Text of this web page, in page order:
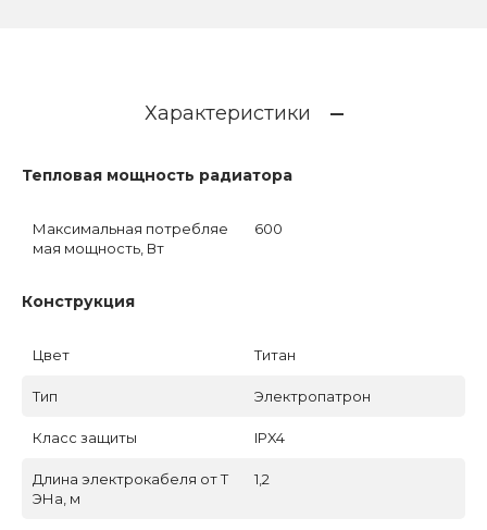
Характеристики
Тепловая мощность радиатора
Максимальная потребляе
мая мощность, Вт
600
Конструкция
Цвет Титан
Тип Электропатрон
Класс защиты IPX4
Длина электрокабеля от Т
ЭНа, м
1,2